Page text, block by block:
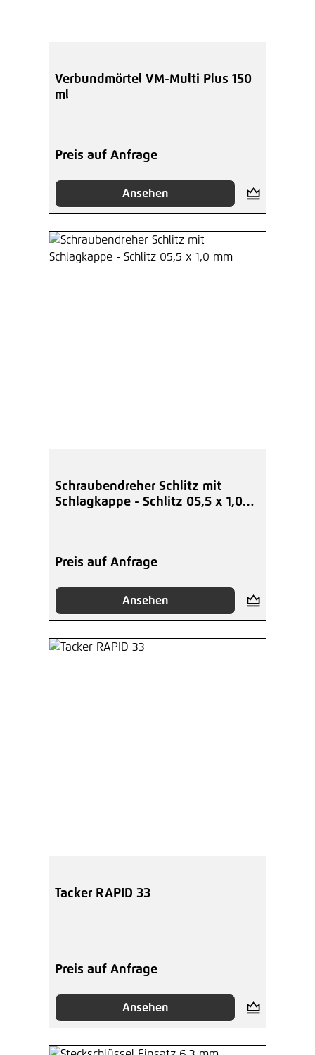
Verbundmörtel VM-Multi Plus 150
ml
Preis auf Anfrage
Ansehen
Schraubendreher Schlitz mit
Schlagkappe - Schlitz 05,5 x 1,0
Preis auf Anfrage
Ansehen
Tacker RAPID 33
Preis auf Anfrage
Ansehen